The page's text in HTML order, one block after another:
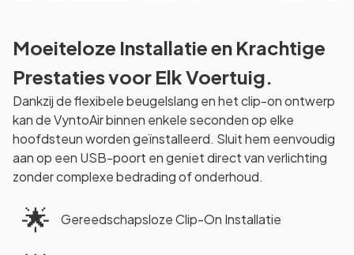
Moeiteloze Installatie en Krachtige
Prestaties voor Elk Voertuig.
Dankzij de flexibele beugelslang en het clip-on ontwerp
kan de VyntoAir binnen enkele seconden op elke
hoofdsteun worden geïnstalleerd. Sluit hem eenvoudig
aan op een USB-poort en geniet direct van verlichting
zonder complexe bedrading of onderhoud.
🌟 Gereedschapsloze Clip-On Installatie